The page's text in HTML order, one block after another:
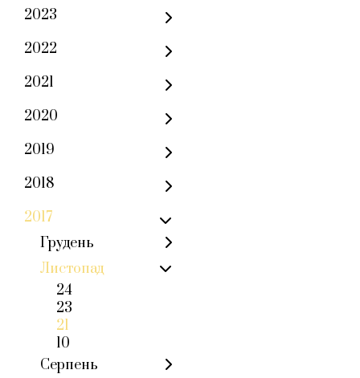
2023
2022
2021
2020
2019
2018
2017
Грудень
Листопад
24
23
21
10
Серпень